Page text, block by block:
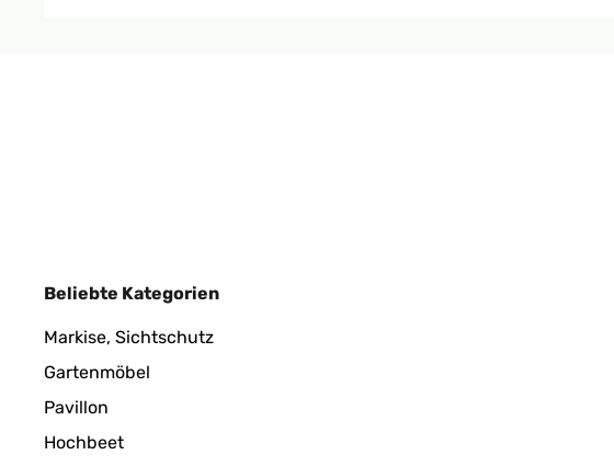
Beliebte Kategorien
Markise, Sichtschutz
Gartenmöbel
Pavillon
Hochbeet